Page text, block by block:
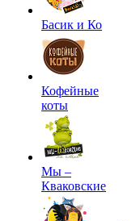
Басик и Ко
Кофейные
коты
Мы –
Кваковские